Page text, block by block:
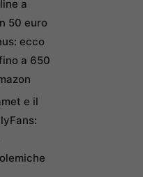
a
50 euro
ecco
a 650
e il